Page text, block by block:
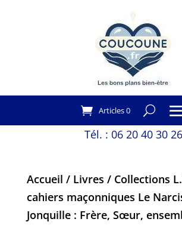
Articles 0
Tél. : 06 20 40 30 26
Accueil / Livres / Collections
cahiers maçonniques Le
Jonquille : Frère, Sœur,